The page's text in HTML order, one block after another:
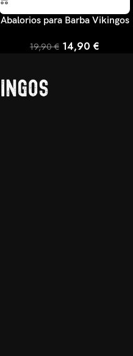
Abalorios para Barba Vikingos
19,90€ 14,90 €